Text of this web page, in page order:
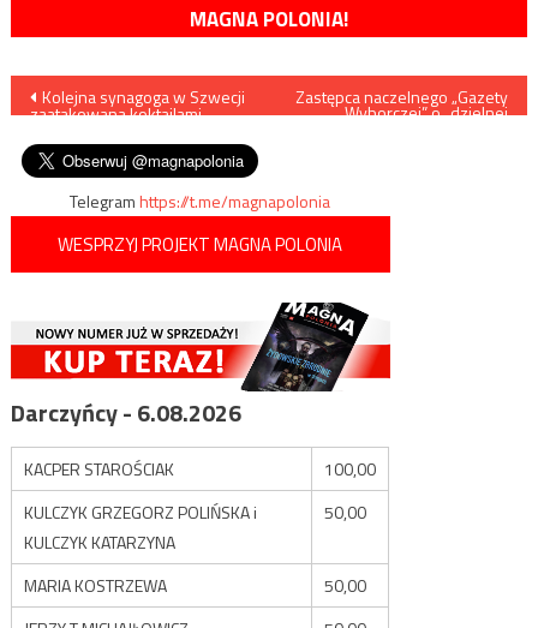
MAGNA POLONIA!
Nawigacja
wpisu
Kolejna synagoga w Szwecji
zaatakowana koktajlami
Zastępca naczelnego „Gazety
Wyborczej” o „dzielnej
Telegramhttps://t.me/magnapolonia
WESPRZYJ PROJEKT MAGNA POLONIA
Darczyńcy - 6.08.2026
KACPER STAROŚCIAK
100,00
KULCZYK GRZEGORZ POLIŃSKA i
KULCZYK KATARZYNA
50,00
MARIA KOSTRZEWA
50,00